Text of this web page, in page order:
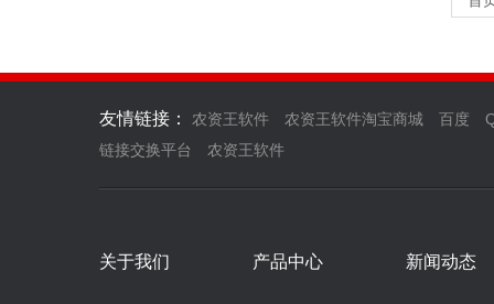
友情链接： 农资王软件 农资王软件淘宝商城 百度
链接交换平台
农资王软件
关于我们 产品中心 新闻动态